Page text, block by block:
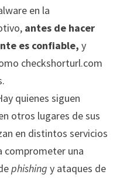
en la
antes de hacer
es confiable, y
checkshorturl.com
quienes siguen
otros lugares de sus
en distintos servicios
comprometer una
phishing y ataques de